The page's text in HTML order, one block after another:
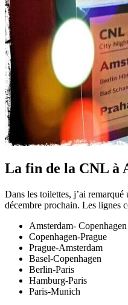
La fin de la CNL à
Dans les toilettes, j’ai
décembre prochain. Les lignes
Amsterdam- Copenhagen
Copenhagen-Prague
Prague-Amsterdam
Basel-Copenhagen
Berlin-Paris
Hamburg-Paris
Paris-Munich